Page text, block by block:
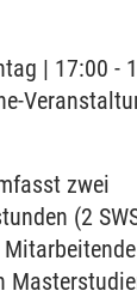
| 17:00 -
zwei
(2